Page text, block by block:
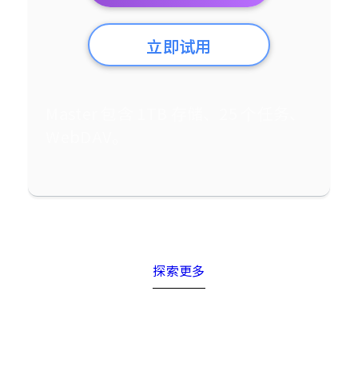
立即试用
探索更多